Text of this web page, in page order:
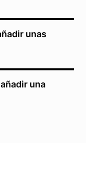
unas
una